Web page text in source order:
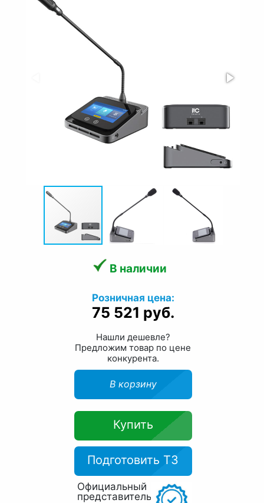
В наличии
Розничная цена:
75 521 руб.
Нашли дешевле?
Предложим товар по цене
конкурента.
В корзину
Купить
Подготовить ТЗ
Официальный
представитель